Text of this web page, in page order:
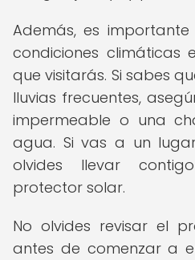
Además, es
condiciones climáticas
que visitarás. Si sabes
lluvias frecuentes,
impermeable o una
agua. Si vas a un
olvides llevar
protector solar.
No olvides revisar el
antes de comenzar a